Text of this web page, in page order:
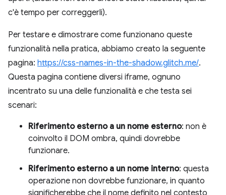
c'è tempo per correggerli).
Per testare e dimostrare come funzionano queste
funzionalità nella pratica, abbiamo creato la seguente
pagina: https://css-names-in-the-shadow.glitch.me/.
Questa pagina contiene diversi iframe, ognuno
incentrato su una delle funzionalità e che testa sei
scenari:
Riferimento esterno a un nome esterno: non è
coinvolto il DOM ombra, quindi dovrebbe
funzionare.
Riferimento esterno a un nome interno: questa
operazione non dovrebbe funzionare, in quanto
significherebbe che il nome definito nel contesto